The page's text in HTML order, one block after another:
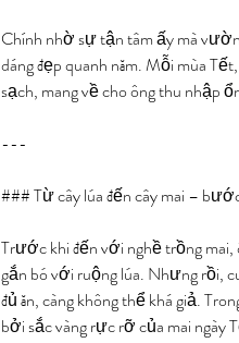
Chính nhờ sự tận tâm ấy mà
dáng đẹp quanh năm. Mỗi mùa
sạch, mang về cho ông thu nhập
---
### Từ cây lúa đến cây mai –
Trước khi đến với nghề trồng mai,
gắn bó với ruộng lúa. Nhưng rồi,
đủ ăn, càng không thể khá giả.
bởi sắc vàng rực rỡ của mai ngày